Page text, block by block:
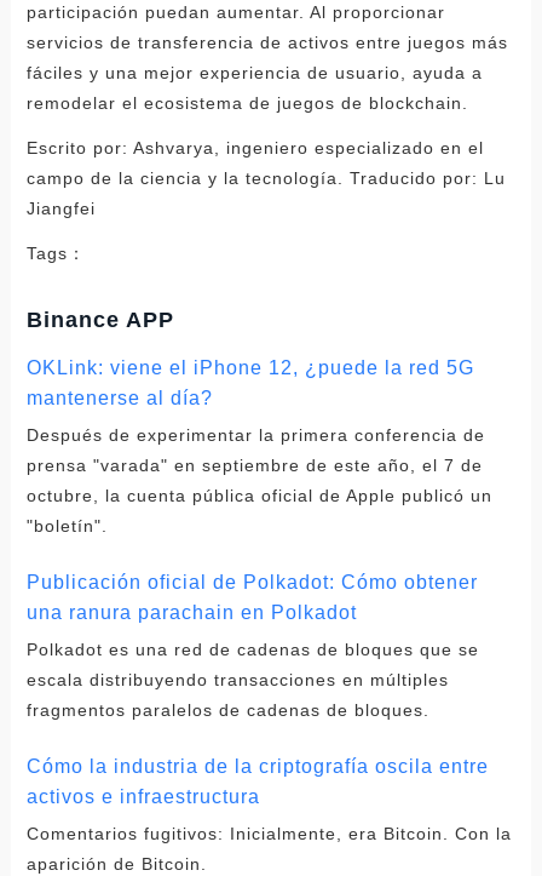
participación puedan aumentar. Al proporcionar
servicios de transferencia de activos entre juegos más
fáciles y una mejor experiencia de usuario, ayuda a
remodelar el ecosistema de juegos de blockchain.
Escrito por: Ashvarya, ingeniero especializado en el
campo de la ciencia y la tecnología. Traducido por: Lu
Jiangfei
Tags：
Binance APP
OKLink: viene el iPhone 12, ¿puede la red 5G
mantenerse al día?
Después de experimentar la primera conferencia de
prensa "varada" en septiembre de este año, el 7 de
octubre, la cuenta pública oficial de Apple publicó un
"boletín".
Publicación oficial de Polkadot: Cómo obtener
una ranura parachain en Polkadot
Polkadot es una red de cadenas de bloques que se
escala distribuyendo transacciones en múltiples
fragmentos paralelos de cadenas de bloques.
Cómo la industria de la criptografía oscila entre
activos e infraestructura
Comentarios fugitivos: Inicialmente, era Bitcoin. Con la
aparición de Bitcoin.